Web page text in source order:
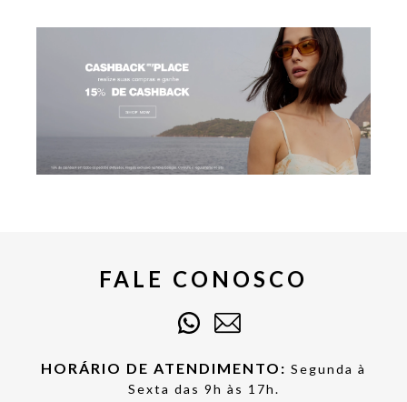
FALE CONOSCO
HORÁRIO DE ATENDIMENTO: Segunda à
Sexta das 9h às 17h.